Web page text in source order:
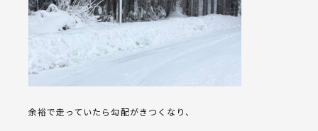
余裕で走っていたら勾配がきつくなり、